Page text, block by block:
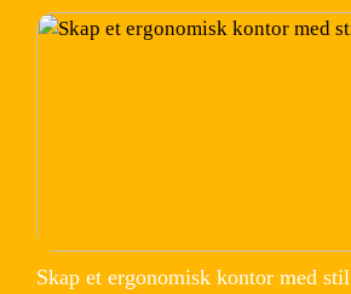
Skap et ergonomisk kontor med stil